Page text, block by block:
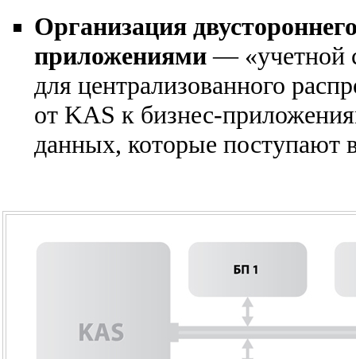
Организация
приложениями— «учетной
для централизованного
от KAS к бизнес-
данных, которые поступают